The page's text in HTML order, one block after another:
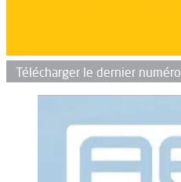
Télécharger le dernier numéro